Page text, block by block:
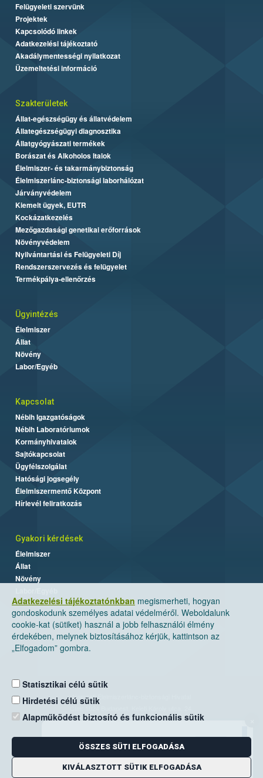
Adatkezelési tájékoztatónkban megismerheti, hogyan
gondoskodunk személyes adatai védelméről. Weboldalunk
cookie-kat (sütiket) használ a jobb felhasználói élmény
érdekében, melynek biztosításához kérjük, kattintson az
„Elfogadom” gombra.
Statisztikai célú sütik
Hirdetési célú sütik
Alapműködést biztosító és funkcionális sütik
ÖSSZES SÜTI ELFOGADÁSA
KIVÁLASZTOTT SÜTIK ELFOGADÁSA
Felügyeleti szervünk
Projektek
Kapcsolódó linkek
Adatkezelési tájékoztató
Akadálymentességi nyilatkozat
Üzemeltetési információ
Szakterületek
Állat-egészségügy és állatvédelem
Állategészségügyi diagnosztika
Állatgyógyászati termékek
Borászat és Alkoholos Italok
Élelmiszer- és takarmánybiztonság
Élelmiszerlánc-biztonsági laborhálózat
Járványvédelem
Kiemelt ügyek, EUTR
Kockázatkezelés
Mezőgazdasági genetikai erőforrások
Növényvédelem
Nyilvántartási és Felügyeleti Díj
Rendszerszervezés és felügyelet
Termékpálya-ellenőrzés
Ügyintézés
Élelmiszer
Állat
Növény
Labor/Egyéb
Kapcsolat
Nébih Igazgatóságok
Nébih Laboratóriumok
Kormányhivatalok
Sajtókapcsolat
Ügyfélszolgálat
Hatósági jogsegély
Élelmiszermentő Központ
Hírlevél feliratkozás
Gyakori kérdések
Élelmiszer
Állat
Növény
Nemzeti Élelmiszerlánc-biztonsági Hivatal
Levelezési cím: 1525 Budapest. Pf. 30.
E-mail:ugyfelszolgalat@nebih.gov.hu
Zöld szám: 06-80/263-244
Telefon: 06-1/ 336-9000